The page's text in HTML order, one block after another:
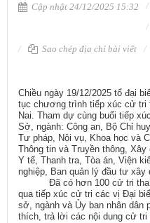
Cập nhật 24/12/2025 15:32
Sao chép địa chỉ bài viết
Chiều ngày 19/12/2025 tổ đại
tục chương trình tiếp xúc cử
Nai. Tham dự cùng buổi tiếp
Sở, ngành: Công an, Bộ Chỉ
Tư pháp, Nội vụ, Khoa học và
Thông tin và Truyền thông,
Y tế, Thanh tra, Tòa án, Viện
nghiệp, Ban quản lý đầu tư xây
Đã có hơn 100 cử tri tham
qua tiếp xúc cử tri các vị Đại
sở, ngành và Ủy ban nhân
thích, trả lời các nội dung cử tri